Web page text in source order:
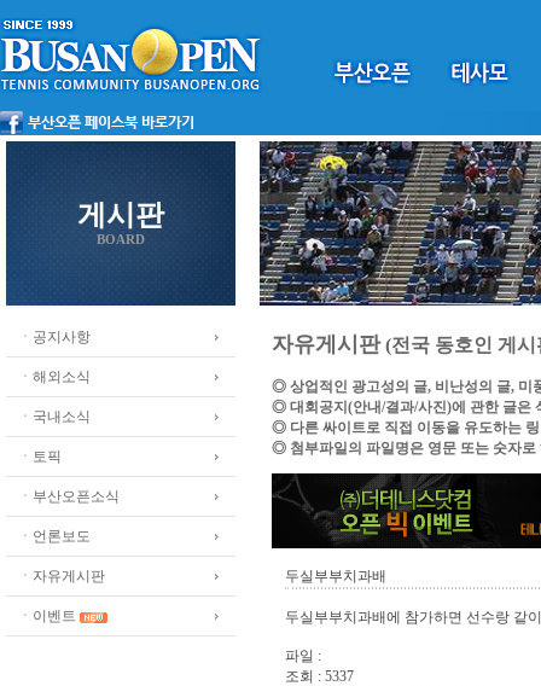
게시판
BOARD
ㆍ공지사항
ㆍ해외소식
ㆍ국내소식
ㆍ토픽
ㆍ부산오픈소식
ㆍ언론보도
ㆍ자유게시판
ㆍ이벤트
자유게시판(전국 동호인 게시
◎ 상업적인 광고성의 글, 비난성의 글, 미
◎ 대회공지(안내/결과/사진)에 관한 글은
◎ 다른 싸이트로 직접 이동을 유도하는
◎ 첨부파일의 파일명은 영문 또는 숫자로
두실부부치과배
두실부부치과배에 참가하면 선수랑 같
파일 :
조회 : 5337